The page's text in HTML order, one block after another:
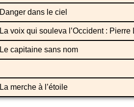
Danger dans le ciel
La voix qui souleva l’Occident : Pierre
Le capitaine sans nom
La merche à l’étoile